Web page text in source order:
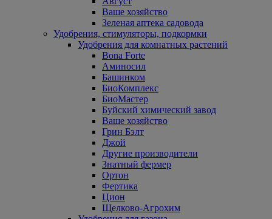
Ваше хозяйство
Зеленая аптека садовода
Удобрения, стимуляторы, подкормки
Удобрения для комнатных растений
Bona Forte
Аминосил
Башинком
БиоКомплекс
БиоМастер
Буйский химический завод
Ваше хозяйство
Грин Бэлт
Джой
Другие производители
Знатный фермер
Ортон
Фертика
Цион
Щелково-Агрохим